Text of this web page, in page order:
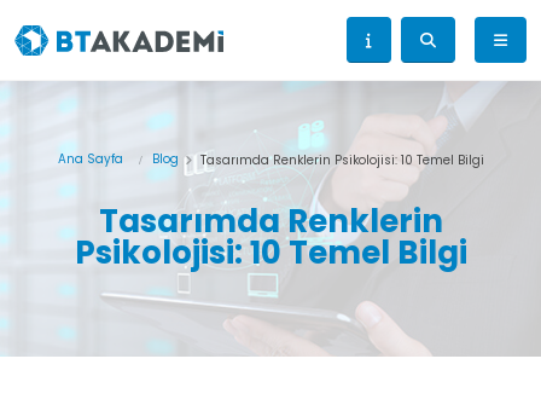
Tasarımda Renklerin
Psikolojisi: 10 Temel Bilgi
Ana Sayfa Blog Tasarımda Renklerin Psikolojisi: 10 Temel Bilgi